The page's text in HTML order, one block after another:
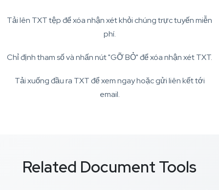
Tải lên TXT tệp để xóa nhận xét khỏi chúng trực tuyến miễn
phí.
Chỉ định tham số và nhấn nút "GỠ BỎ" để xóa nhận xét TXT.
Tải xuống đầu ra TXT để xem ngay hoặc gửi liên kết tới
email.
Related Document Tools